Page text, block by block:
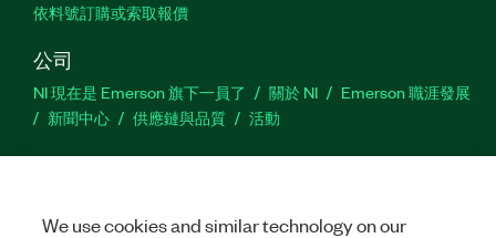
依料號訂購或索取報價
公司
NI 現在是 Emerson 旗下一員了 關於 NI
Emerson 職涯發展
新聞中心
供應鏈與品質 活動
支援
站建議
We use cookies and similar technology on our